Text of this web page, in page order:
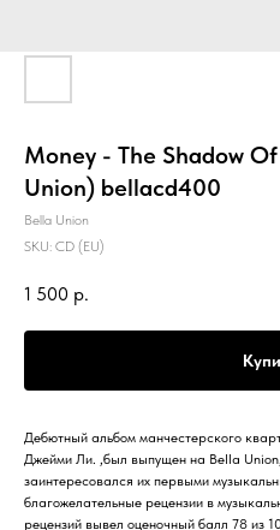
Money - The Shadow
Union) bellacd400
Bella Union
SKU: CD (EU)
1 500 р.
Дебютный альбом манчестерского
Джейми Ли. ,был выпущен на Bella
заинтересовался их первыми
благожелательные рецензии в
рецензий вывел оценочный балл 78 из